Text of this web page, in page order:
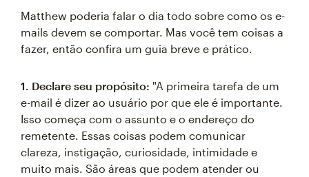
Matthew poderia falar o dia todo sobre como os e-
mails devem se comportar. Mas você tem coisas a
fazer, então confira um guia breve e prático.
1. Declare seu propósito: "A primeira tarefa de um
e-mail é dizer ao usuário por que ele é importante.
Isso começa com o assunto e o endereço do
remetente. Essas coisas podem comunicar
clareza, instigação, curiosidade, intimidade e
muito mais. São áreas que podem atender ou